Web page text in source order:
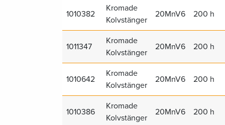
1010382
Kromade
Kolvstänger
20MnV6 200 h
1011347
Kromade
Kolvstänger
20MnV6 200 h
1010642
Kromade
Kolvstänger
20MnV6 200 h
1010386
Kromade
Kolvstänger
20MnV6 200 h